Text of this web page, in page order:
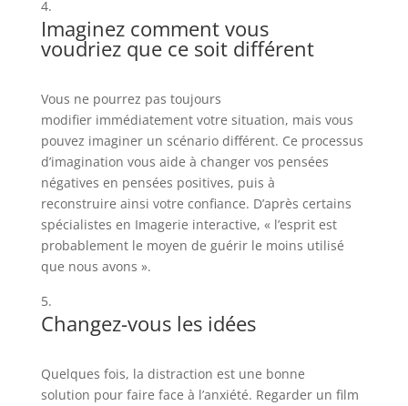
Imaginez comment vous
voudriez que ce soit différent
Vous ne pourrez pas toujours
modifier immédiatement votre situation, mais vous
pouvez imaginer un scénario différent. Ce processus
d’imagination vous aide à changer vos pensées
négatives en pensées positives, puis à
reconstruire ainsi votre confiance. D’après certains
spécialistes en Imagerie interactive, « l’esprit est
probablement le moyen de guérir le moins utilisé
que nous avons ».
Changez-vous les idées
Quelques fois, la distraction est une bonne
solution pour faire face à l’anxiété. Regarder un film